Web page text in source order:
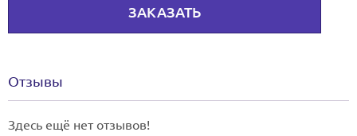
ЗАКАЗАТЬ
Отзывы
Здесь ещё нет отзывов!